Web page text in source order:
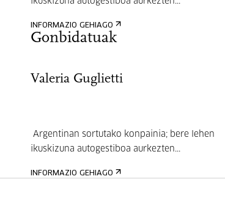
INFORMAZIO GEHIAGO
Gonbidatuak
Valeria Guglietti
Argentinan sortutako konpainia; bere lehen
ikuskizuna autogestiboa aurkezten...
INFORMAZIO GEHIAGO